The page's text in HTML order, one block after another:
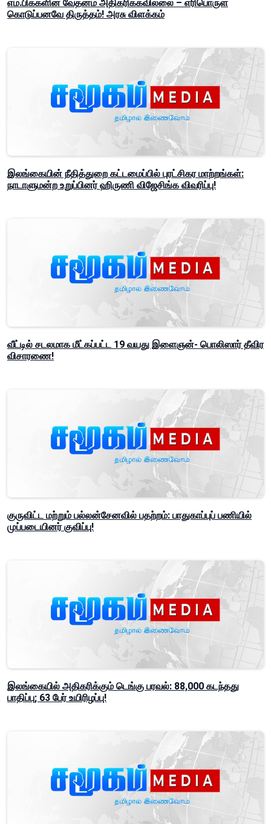
எம்.பிக்களின் வேதனம் அதிகரிக்கவில்லை – எரிபொருள்
கொடுப்பனவே திருத்தம்! அரசு விளக்கம்
இலங்கையின் நீதித்துறை கட்டமைப்பில் புரட்சிகர மாற்றங்கள்:
நாடாளுமன்ற உறுப்பினர் ஹிருணி விஜேசிங்க விவரிப்பு!
வீட்டில் சடலமாக மீட்கப்பட்ட 19 வயது இளைஞன்- பொலிஸார் தீவிர
விசாரணை!
குருவிட்ட மற்றும் பல்லன்சேனவில் பதற்றம்: பாதுகாப்புப் பணியில்
முப்படையினர் குவிப்பு!
இலங்கையில் அதிகரிக்கும் டெங்கு பரவல்: 88,000 கடந்தது
பாதிப்பு; 63 பேர் உயிரிழப்பு!